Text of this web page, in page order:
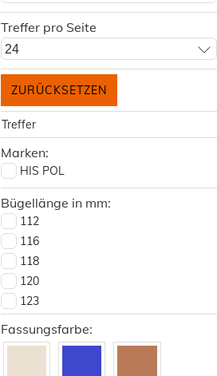
Treffer pro Seite
24
Treffer
Marken:
HIS POL
Bügellänge in mm:
112
116
118
120
123
127
Fassungsfarbe: